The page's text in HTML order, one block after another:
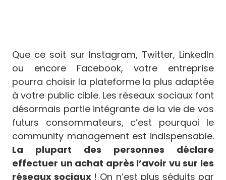
Que ce soit sur Instagram, Twitter, LinkedIn
ou encore Facebook, votre entreprise
pourra choisir la plateforme la plus adaptée
à votre public cible. Les réseaux sociaux font
désormais partie intégrante de la vie de vos
futurs consommateurs, c’est pourquoi le
community management est indispensable.
La plupart des personnes déclare
effectuer un achat après l’avoir vu sur les
réseaux sociaux ! On n’est plus séduits par